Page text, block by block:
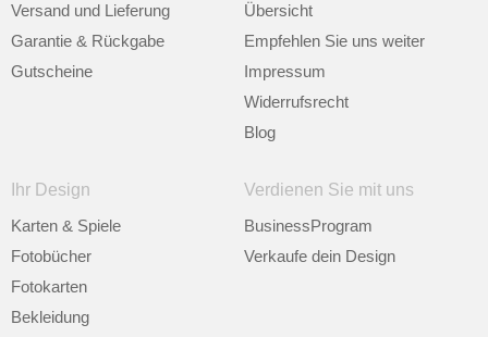
Versand und Lieferung
Garantie & Rückgabe
Gutscheine
Übersicht
Empfehlen Sie uns weiter
Impressum
Widerrufsrecht
Blog
Ihr Design
Karten & Spiele
Fotobücher
Fotokarten
Bekleidung
Verdienen Sie mit uns
BusinessProgram
Verkaufe dein Design